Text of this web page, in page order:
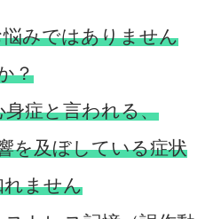
みではありません
？
症と言われる、
を及ぼしている症状
れません